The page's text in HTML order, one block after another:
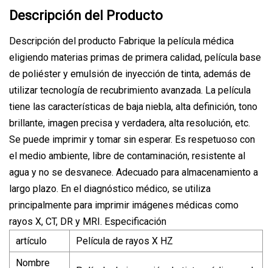
Descripción del Producto
Descripción del producto Fabrique la película médica
eligiendo materias primas de primera calidad, película base
de poliéster y emulsión de inyección de tinta, además de
utilizar tecnología de recubrimiento avanzada. La película
tiene las características de baja niebla, alta definición, tono
brillante, imagen precisa y verdadera, alta resolución, etc.
Se puede imprimir y tomar sin esperar. Es respetuoso con
el medio ambiente, libre de contaminación, resistente al
agua y no se desvanece. Adecuado para almacenamiento a
largo plazo. En el diagnóstico médico, se utiliza
principalmente para imprimir imágenes médicas como
rayos X, CT, DR y MRI. Especificación
artículo
Película de rayos X HZ
Nombre